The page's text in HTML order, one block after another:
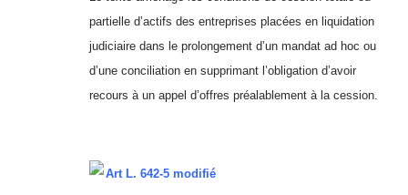
partielle d’actifs des entreprises placées en liquidation
judiciaire dans le prolongement d’un mandat ad hoc ou
d’une conciliation en supprimant l’obligation d’avoir
recours à un appel d’offres préalablement à la cession.
Art L. 642-5 modifié